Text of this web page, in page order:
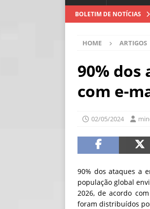
BOLETIM DE NOTÍCIAS
HOME ARTIGOS
90% dos
com e-
02/05/2024
90% dos ataques a
população global
2026, de acordo
foram distribuídos